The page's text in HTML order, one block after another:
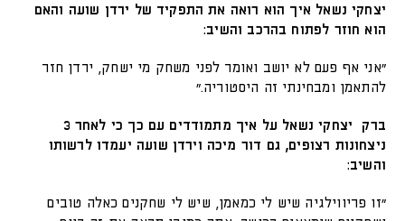
יצחקי נשאל איך הוא רואה את התפקיד של ירדן שועה והאם
הוא חוזר לפתוח בהרכב והשיב:
״אני אף פעם לא יושב ואומר לפני משחק מי ישחק, ירדן חזר
להתאמן ומבחינתי זה היסטוריה.״
ברק יצחקי נשאל על איך מתמודדים עם כך כי לאחר 3
ניצחונות רצופים, גם דור מיכה וירדן שועה יעמדו לרשותו
והשיב:
״זו פריווילגיה שיש לי כמאמן, שיש לי שחקנים כאלה טובים